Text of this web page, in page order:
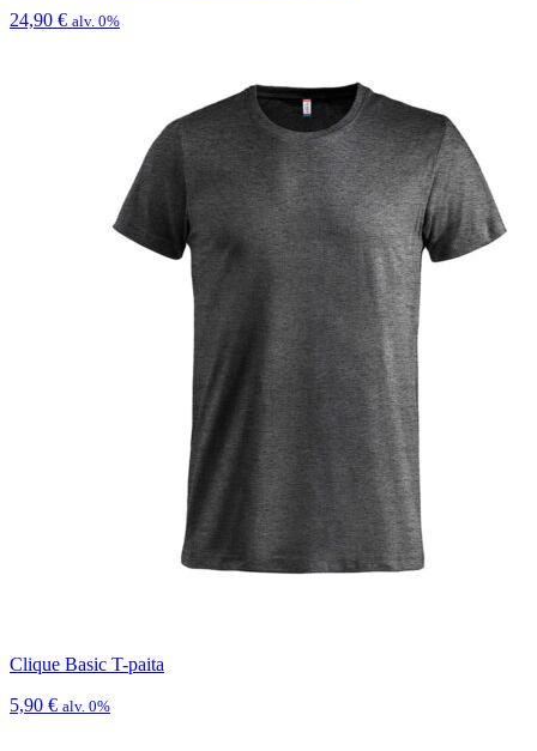
24,90 € alv. 0%
Clique Basic T-paita
5,90 € alv. 0%